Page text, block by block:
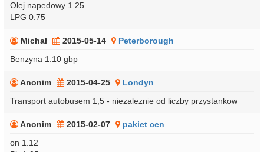
Olej napedowy 1.25
LPG 0.75
Michał 2015-05-14
Peterborough
Benzyna 1.10 gbp
Anonim 2015-04-25
Londyn
Transport autobusem 1,5 - niezaleznie od liczby przystankow
Anonim 2015-02-07
pakiet cen
on 1.12